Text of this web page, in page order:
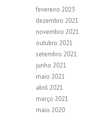
fevereiro 2023
dezembro 2021
novembro 2021
outubro 2021
setembro 2021
junho 2021
maio 2021
abril 2021
março 2021
maio 2020